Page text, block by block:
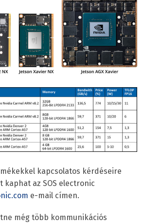
kapcsolatos kérdéseire
kaphat az SOS electronic
e-mail címen.
még több kommunikációs